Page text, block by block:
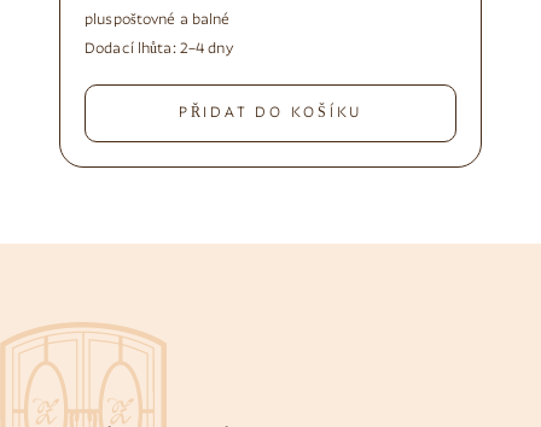
pluspoštovné a balné
Dodací lhůta: 2–4 dny
PŘIDAT DO KOŠÍKU